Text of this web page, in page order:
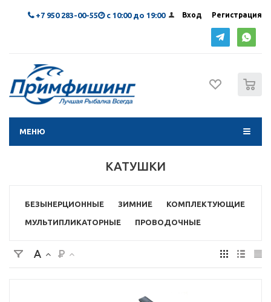
Вход Регистрация
+7 950 283-00-55 с 10:00 до 19:00
МЕНЮ
КАТУШКИ
БЕЗЫНЕРЦИОННЫЕ ЗИМНИЕ КОМПЛЕКТУЮЩИЕ
МУЛЬТИПЛИКАТОРНЫЕ ПРОВОДОЧНЫЕ